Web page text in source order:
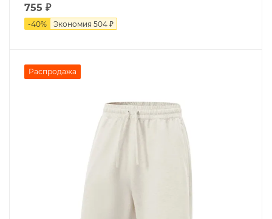
755 ₽
-40% Экономия 504 ₽
Распродажа